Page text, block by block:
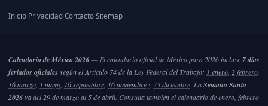
Inicio· Privacidad Contacto· Sitemap
Calendario de México 2026— El calendario oficial de México para 2026 incluye 7 días
feriados oficiales según el Artículo 74 de la Ley Federal del Trabajo: 1 enero, 2 febrero,
16 marzo, 1 mayo, 16 septiembre, 16 noviembrey 25 diciembre. LaSemana Santa
2026va del29 de marzoal 5 de abril. Consulta también elcalendario de enero, febrero